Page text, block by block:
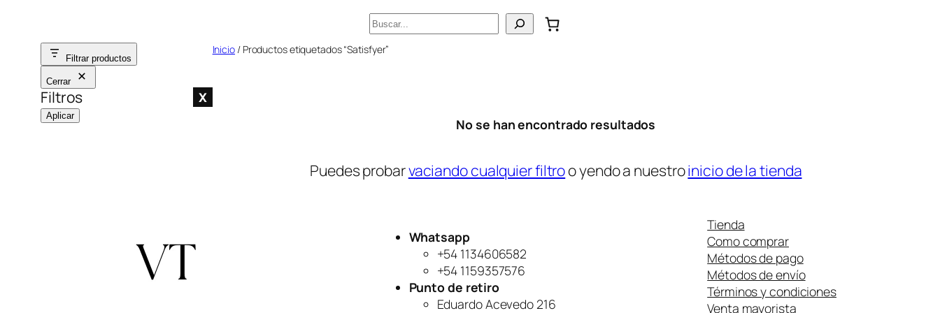
contenido
Buscar
Filtrar productos
Cerrar
Filtros X
Aplicar
Inicio / Productos etiquetados “Satisfyer”
No se han encontrado resultados
Puedes probarvaciando cualquier filtroo yendo a nuestroinicio de la tienda
Whatsapp
+54 1134606582
+54 1159357576
Punto de retiro
Eduardo Acevedo 216
Tienda
Como comprar
Métodos de pago
Métodos de envío
Términos y condiciones
Venta mayorista